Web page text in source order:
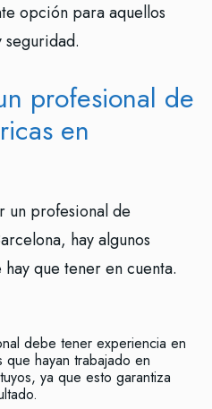
opción para aquellos
profesional de
en
un profesional de
hay algunos
que tener en cuenta.
debe tener experiencia en
hayan trabajado en
ya que esto garantiza